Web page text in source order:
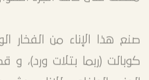
صنع هذا الإناء من الفخار
كوبالت (ربما بتلات ورد)،